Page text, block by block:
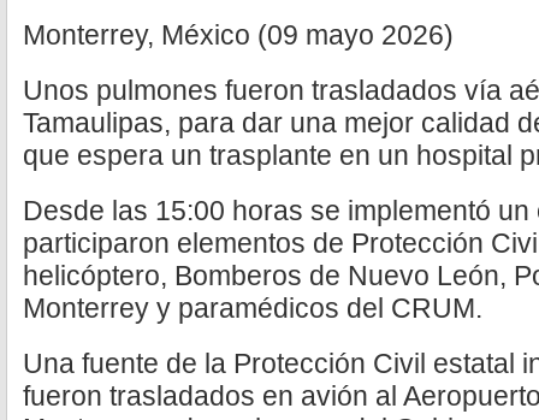
Monterrey, México (09 mayo 2026)
Unos pulmones fueron trasladados vía
Tamaulipas, para dar una mejor calidad
que espera un trasplante en un hospital
Desde las 15:00 horas se implementó
participaron elementos de Protección
helicóptero, Bomberos de Nuevo León,
Monterrey y paramédicos del CRUM.
Una fuente de la Protección Civil estatal
fueron trasladados en avión al